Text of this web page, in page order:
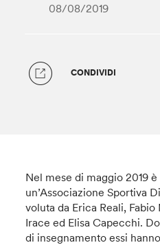
08/08/2019
CONDIVIDI
Nel mese di maggio 2019
un’Associazione Sportiva
voluta da Erica Reali,
Irace ed Elisa Capecchi.
di insegnamento essi